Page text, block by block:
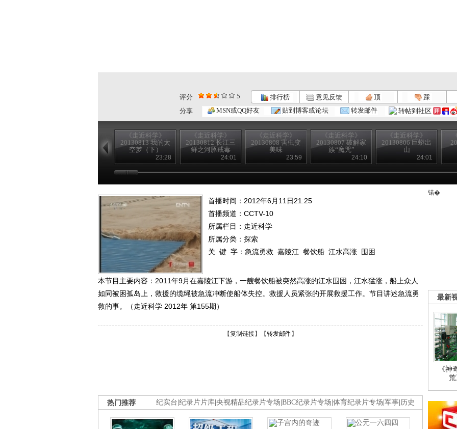
评分 5 排行榜 意见反馈 顶
踩
分享
MSN或QQ好友 贴到博客或论坛 转发邮件 转帖到社区
《走近科学》
20130813 我的太
空梦（下）
23:28
《走近科学》
20130812 长江三
鲜之河豚戒毒
24:01
《走近科学》
20130808 害虫变
美味
23:59
《走近科学》
20130807 破解家
族“魔咒”
24:10
《走近科学》
20130806 巨蟒出
山
24:01
首播时间：2012年6月11日21:25
首播频道： CCTV-10
所属栏目： 走近科学
所属分类：探索
关 键 字： 急流勇救 嘉陵江 餐饮船 江水高涨 围困
本节目主要内容：2011年9月在嘉陵江下游，一艘餐饮船被突然高涨的江水围困，江水猛涨，船上众人
如同被困孤岛上，救援的缆绳被急流冲断使船体失控。救援人员紧张的开展救援工作。节目讲述急流勇
救的事。（走近科学 2012年 第155期）
【复制链接】【转发邮件 】
纪实台 纪录片片库 央视精品纪录片专场 BBC纪录片专场 体育纪录片专场 军事 历史
热门推荐
锘�
最新
《神